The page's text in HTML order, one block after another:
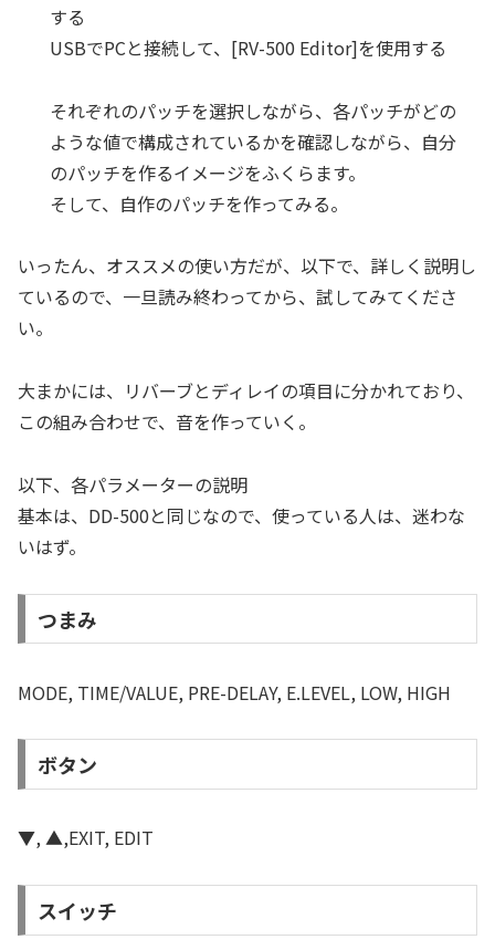
する
USBでPCと接続して、[RV-500 Editor]を使用する
それぞれのパッチを選択しながら、各パッチがどの
ような値で構成されているかを確認しながら、自分
のパッチを作るイメージをふくらます。
そして、自作のパッチを作ってみる。
いったん、オススメの使い方だが、以下で、詳しく説明し
ているので、一旦読み終わってから、試してみてくださ
い。
大まかには、リバーブとディレイの項目に分かれており、
この組み合わせで、音を作っていく。
以下、各パラメーターの説明
基本は、DD-500と同じなので、使っている人は、迷わな
いはず。
つまみ
MODE, TIME/VALUE, PRE-DELAY, E.LEVEL, LOW, HIGH
ボタン
▼, ▲,EXIT, EDIT
スイッチ